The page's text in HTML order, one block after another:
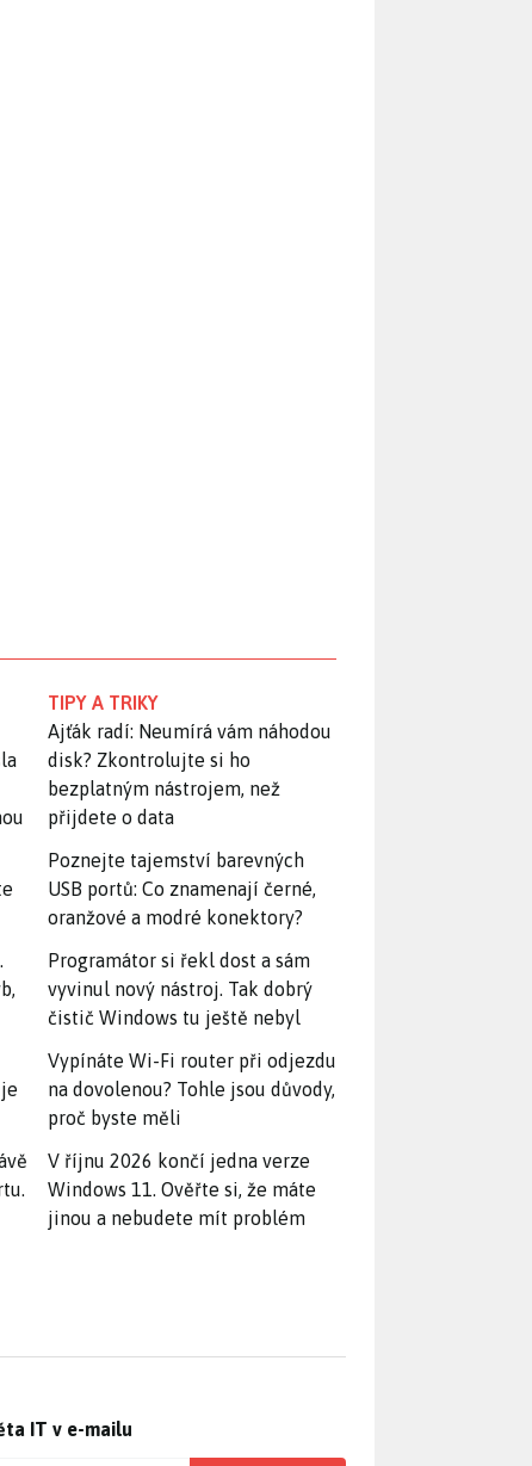
TIPY A TRIKY
Ajťák radí: Neumírá vám náhodou
disk? Zkontrolujte si ho
bezplatným nástrojem, než
přijdete o data
Poznejte tajemství barevných
USB portů: Co znamenají černé,
oranžové a modré konektory?
Programátor si řekl dost a sám
vyvinul nový nástroj. Tak dobrý
čistič Windows tu ještě nebyl
Vypínáte Wi-Fi router při odjezdu
na dovolenou? Tohle jsou důvody,
proč byste měli
V říjnu 2026 končí jedna verze
Windows 11. Ověřte si, že máte
jinou a nebudete mít problém
IT v e-mailu